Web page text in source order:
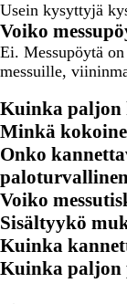
Usein kysyttyjä
Voiko
Ei. Messupöytä
messuille,
Kuinka paljon
Minkä
Onko
Voiko
Sisältyykö
Kuinka
Kuinka paljon